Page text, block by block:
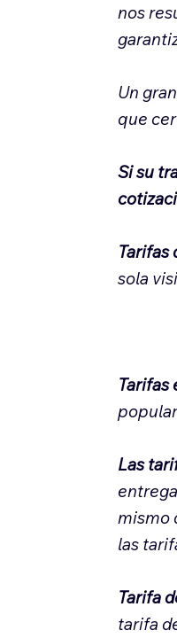
nos
Un
que
Si su
Tarifas
sola
Tarifas
Las
mismo
las
Tarifa
tarifa